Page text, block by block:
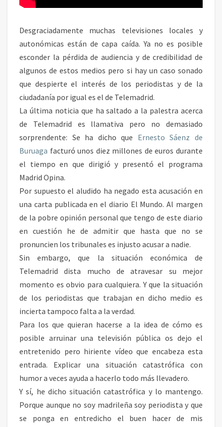
E
L
E
S
I
Ó
N
Ú
B
L
A
Desgraciadamente muchas televisiones locales y
autonómicas están de capa caída. Ya no es posible
esconder la pérdida de audiencia y de credibilidad de
algunos de estos medios pero si hay un caso sonado
que despierte el interés de los periodistas y de la
ciudadanía por igual es el de Telemadrid.
La última noticia que ha saltado a la palestra acerca
de Telemadrid es llamativa pero no demasiado
sorprendente: Se ha dicho que Ernesto Sáenz de
Buruaga facturó unos diez millones de euros durante
el tiempo en que dirigió y presentó el programa
Madrid Opina.
Por supuesto el aludido ha negado esta acusación en
una carta publicada en el diario El Mundo. Al margen
de la pobre opinión personal que tengo de este diario
en cuestión he de admitir que hasta que no se
pronuncien los tribunales es injusto acusar a nadie.
Sin embargo, que la situación económica de
Telemadrid dista mucho de atravesar su mejor
momento es obvio para cualquiera. Y que la situación
de los periodistas que trabajan en dicho medio es
incierta tampoco falta a la verdad.
Para los que quieran hacerse a la idea de cómo es
posible arruinar una televisión pública os dejo el
entretenido pero hiriente vídeo que encabeza esta
entrada. Explicar una situación catastrófica con
humor a veces ayuda a hacerlo todo más llevadero.
Y sí, he dicho situación catastrófica y lo mantengo.
Porque aunque no soy madrileña soy periodista y que
se ponga en entredicho el buen hacer de mis